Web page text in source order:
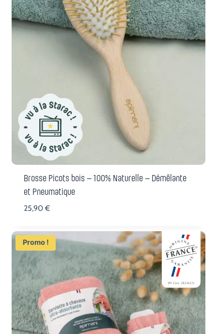
Brosse Picots bois – 100% Naturelle – Démêlante
et Pneumatique
25,90€
Promo !